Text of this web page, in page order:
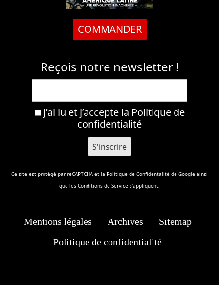
COMMANDER
Reçois notre newsletter !
J’ai lu et j’accepte la Politique de
confidentialité
Ce site est protégé par reCAPTCHA et la Politique de Confidentalité de Google ainsi
que les Conditions de Service s'appliquent.
Mentions légales Archives
Sitemap
Politique de confidentialité